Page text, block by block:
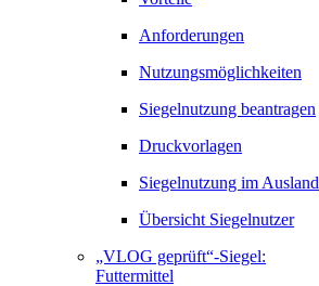
Anforderungen
Nutzungsmöglichkeiten
Siegelnutzung beantragen
Druckvorlagen
Siegelnutzung im Ausland
Übersicht Siegelnutzer
„VLOG geprüft“-Siegel:
Futtermittel